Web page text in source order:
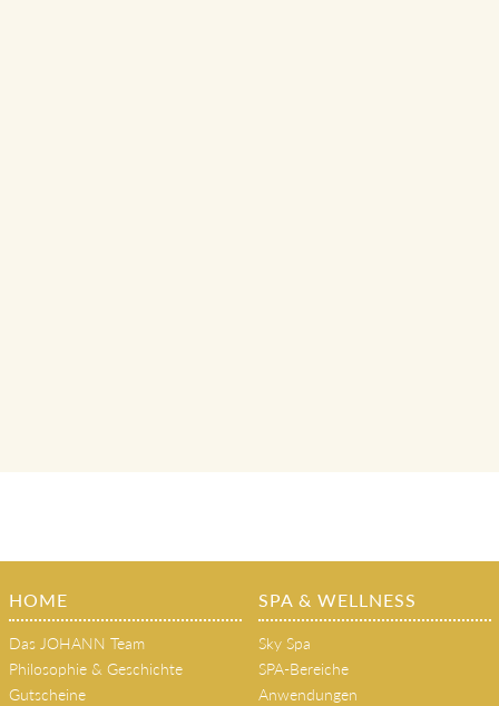
HOME
Das JOHANN Team
Philosophie & Geschichte
Gutscheine
SPA & WELLNESS
Sky Spa
SPA-Bereiche
Anwendungen